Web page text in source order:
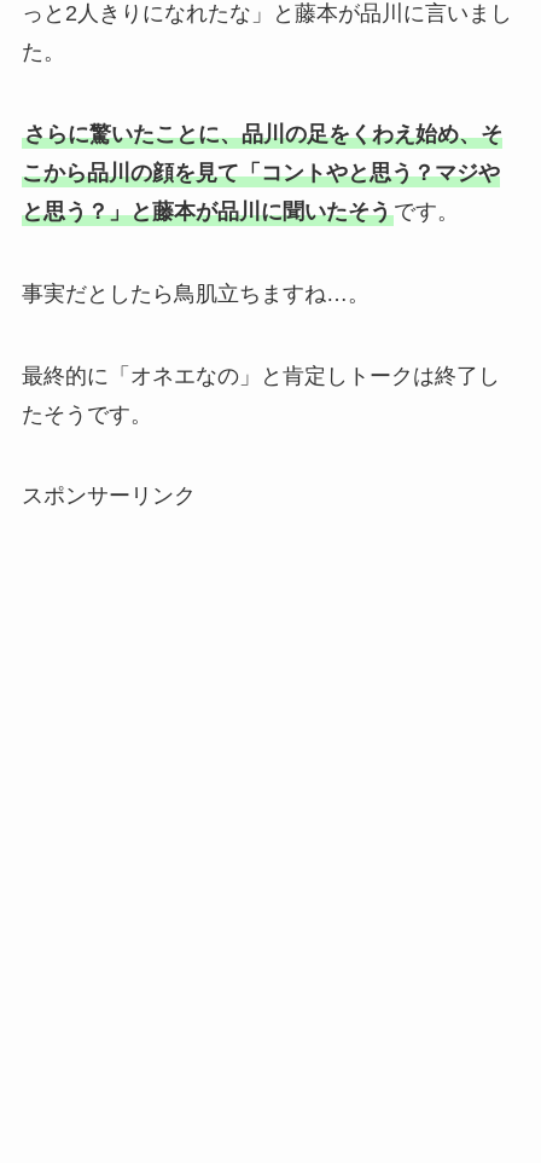
っと2人きりになれたな」と藤本が品川に言いまし
た。
さらに驚いたことに、品川の足をくわえ始め、そ
こから品川の顔を見て「コントやと思う？マジや
と思う？」と藤本が品川に聞いたそうです。
事実だとしたら鳥肌立ちますね…。
最終的に「オネエなの」と肯定しトークは終了し
たそうです。
スポンサーリンク